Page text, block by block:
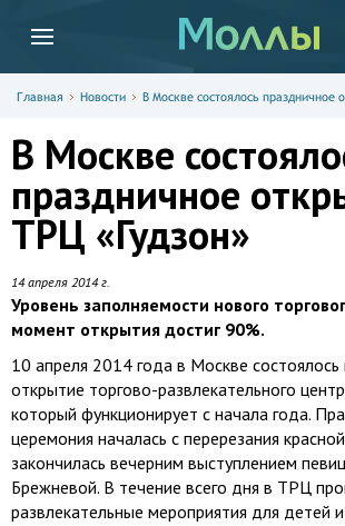
Главная Новости В Москве состоялось праздничное
В Москве
праздничное
ТРЦ «Гудзон»
14 апреля 2014 г.
Уровень заполняемости нового
момент открытия достиг 90%.
10 апреля 2014 года в Москве состоялось
открытие торгово-развлекательного
который функционирует с начала года.
церемония началась с перерезания
закончилась вечерним выступлением
Брежневой. В течение всего дня в ТРЦ
развлекательные мероприятия для детей